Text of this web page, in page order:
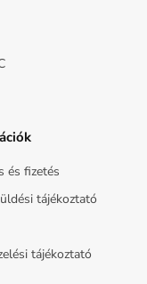
és fizetés
tájékoztató
tájékoztató